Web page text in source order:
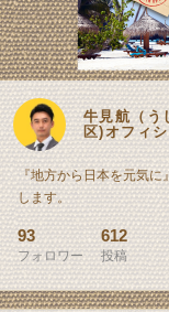
牛見航（う
区)オフィ
『地方から日本を元気に
します。
93
フォロワー
612
投稿